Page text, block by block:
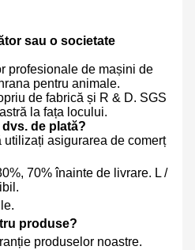
sau o societate
profesionale de mașini de
pentru animale.
de fabrică și R & D. SGS
la fața locului.
de plată?
utilizați asigurarea de comerț
70% înainte de livrare. L /
produse?
produselor noastre.